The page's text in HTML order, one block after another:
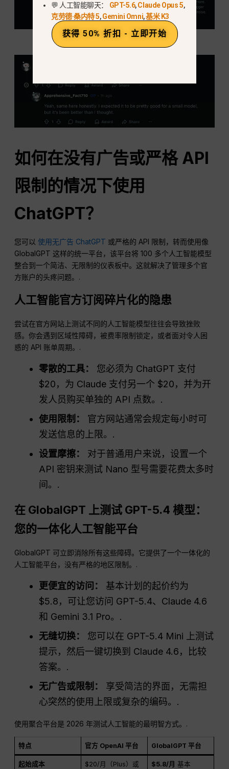
如何在没有广告或严格 API
限制的情况下使用
ChatGPT？
您可以使用无广告 ChatGPT 或严格的 API 限制，转而使用像
GlobalGPT 这样的统一平台，该平台将 100 多个人工智能模型
整合到一个简洁、无限制的仪表板中。这就解决了管理多个官
方账户的头疼问题。.
人工智能官方订阅碎片化的隐患
尝试在官方网站上测试不同的人工智能模型往往会导致挫败
感。你会遇到区域性障碍，被费率限制锁定，或者面对令人困
惑的 API 账单周期。.
零散的工具：
您必须为 ChatGPT 支付
$20，为 Claude 支付另一个 $20，并为开
发人员购买单独的 API 点数。.
使用限制：
官方网站通常会规定每小时可
发送信息的上限。.
设置摩擦：
对于普通用户来说，设置一个
API 密钥来测试 Nano 型号需要花费太多时
间。.
在 GlobalGPT 上测试 GPT-5.4 模型：
您的一体化人工智能平台
GlobalGPT 可立即消除所有这些障碍。它提供了一个一体化的
人工智能平台，没有严格的地区限制。.
更便宜的访问：
基本计划的起价约为
$5.8，可让您访问 GPT-5.4、Claude 4.6
和 Gemini 3.1 Pro。.
无缝切换：
您可以在 GPT-5.4 Mini 上测试
提示，然后一键切换到 Claude 4.6，比较
答案。.
无广告或限制：
享受简洁的界面，无需担
心突然的使用上限或复杂的编码。.
使用聚合平台是 2026 年测试人工智能的最明智方式。.
特点 官方 OpenAI 平台 GlobalGPT 平台
起始成本
$20/月（Plus）或
$5.8/月 基本
💬 人工智能聊天： GPT-5.6,Claude Opus 5,
克劳德·桑内特 5,Gemini Omni,基米 K3
获得 50% 折扣 - 立即开始